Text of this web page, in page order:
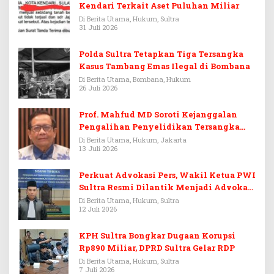
Kendari Terkait Aset Puluhan Miliar
Di Berita Utama, Hukum, Sultra
31 Juli 2026
Polda Sultra Tetapkan Tiga Tersangka
Kasus Tambang Emas Ilegal di Bombana
Di Berita Utama, Bombana, Hukum
26 Juli 2026
Prof. Mahfud MD Soroti Kejanggalan
Pengalihan Penyelidikan Tersangka
Febrie Adriansyah
Di Berita Utama, Hukum, Jakarta
13 Juli 2026
Perkuat Advokasi Pers, Wakil Ketua PWI
Sultra Resmi Dilantik Menjadi Advokat
PERADI
Di Berita Utama, Hukum, Sultra
12 Juli 2026
KPH Sultra Bongkar Dugaan Korupsi
Rp890 Miliar, DPRD Sultra Gelar RDP
Di Berita Utama, Hukum, Sultra
7 Juli 2026